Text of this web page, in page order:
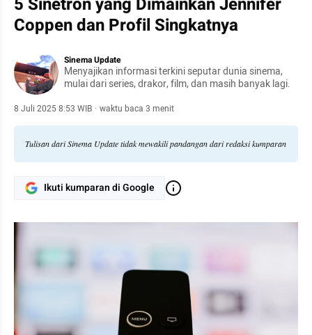
Coppen dan Profil Singkatnya
Sinema Update
Menyajikan informasi terkini seputar dunia sinema,
mulai dari series, drakor, film, dan masih banyak lagi.
8 Juli 2025 8:53 WIB · waktu baca 3 menit
Tulisan dari Sinema Update tidak mewakili pandangan dari redaksi kumparan
Ikuti kumparan di Google